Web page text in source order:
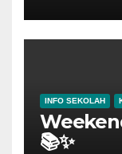
INFO SEKOLAH
📚✨